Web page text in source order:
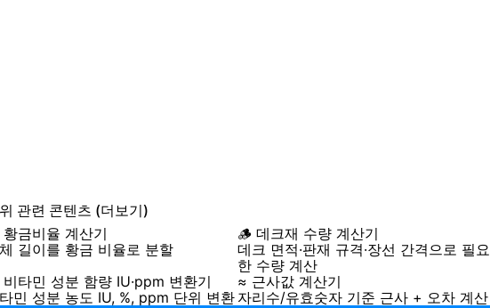
관련 콘텐츠 (더보기)
황금비율 계산기
길이를 황금 비율로 분할
🪵 데크재 수량 계산기
데크 면적·판재 규격·장선 간격으로 필요
한 수량 계산
비타민 성분 함량 IU·ppm 변환기
민 성분 농도 IU, %, ppm 단위 변환
≈ 근사값 계산기
자리수/유효숫자 기준 근사 + 오차 계산